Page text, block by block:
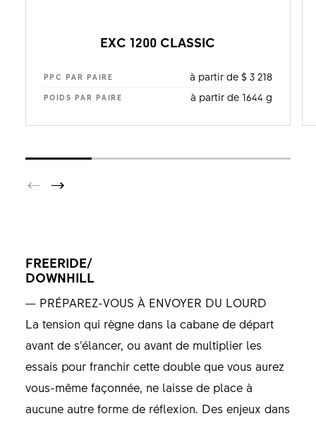
EXC 1200 CLASSIC
PPC PAR PAIRE à partir de $ 3 218
POIDS PAR PAIRE à partir de 1644 g
FREERIDE/
DOWNHILL
— PRÉPAREZ-VOUS À ENVOYER DU LOURD
La tension qui règne dans la cabane de départ
avant de s’élancer, ou avant de multiplier les
essais pour franchir cette double que vous aurez
vous-même façonnée, ne laisse de place à
aucune autre forme de réflexion. Des enjeux dans